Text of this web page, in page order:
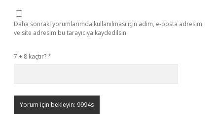
Daha sonraki yorumlarımda kullanılması için adım, e-posta adresim
ve site adresim bu tarayıcıya kaydedilsin.
7 + 8 kaçtır?*